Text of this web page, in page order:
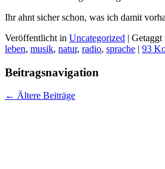
Ihr ahnt sicher schon, was ich damit
Veröffentlicht in Uncategorized | Getaggt
leben, musik, natur, radio, sprache | 93
Beitragsnavigation
← Ältere Beiträge